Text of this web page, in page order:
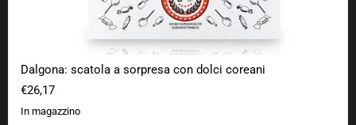
Dalgona: scatola a sorpresa con dolci coreani
€26,17
In magazzino